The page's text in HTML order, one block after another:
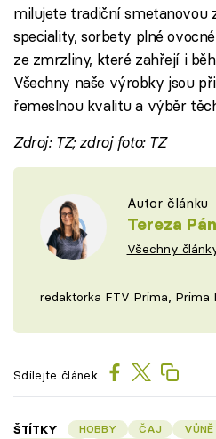
milujete tradiční smetanovou
speciality, sorbety plné
ze zmrzliny, které zahřejí i
Všechny naše výrobky jsou
řemeslnou kvalitu a výběr
Zdroj: TZ; zdroj foto: TZ
Autor článku
Tereza
Všechny
redaktorka FTV Prima, Prima
Sdílejte článek
ŠTÍTKY HOBBY ČAJ VŮNĚ